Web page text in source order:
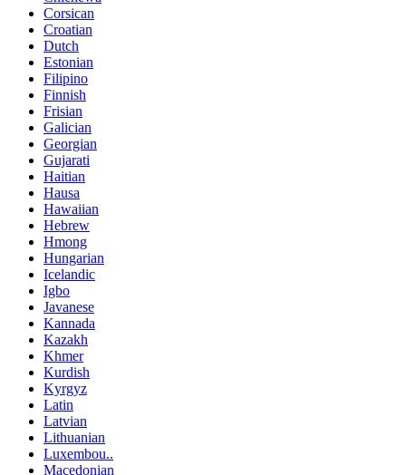
Corsican
Croatian
Dutch
Estonian
Filipino
Finnish
Frisian
Galician
Georgian
Gujarati
Haitian
Hausa
Hawaiian
Hebrew
Hmong
Hungarian
Icelandic
Igbo
Javanese
Kannada
Kazakh
Khmer
Kurdish
Kyrgyz
Latin
Latvian
Lithuanian
Luxembou..
Macedonian